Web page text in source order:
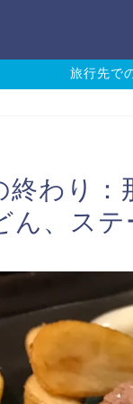
旅行先で
終わり
ん、ス